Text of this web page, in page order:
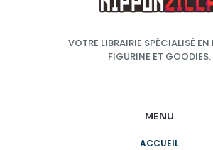
VOTRE LIBRAIRIE SPÉCIALISÉ
FIGURINE ET GOODIES.
MENU
ACCUEIL